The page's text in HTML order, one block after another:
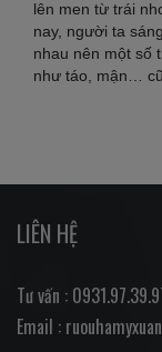
lên men từ trái
nay, người ta
nhau nên một số
như táo, mận…
LIÊN HỆ
Tư vấn :
Email :